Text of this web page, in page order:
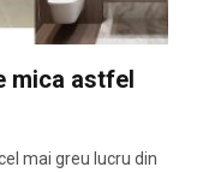
mica astfel
mai greu lucru din